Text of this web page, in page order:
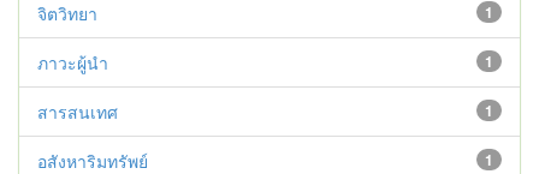
1
จิตวิทยา
1
ภาวะผู้นำ
1
สารสนเทศ
1
อสังหาริมทรัพย์